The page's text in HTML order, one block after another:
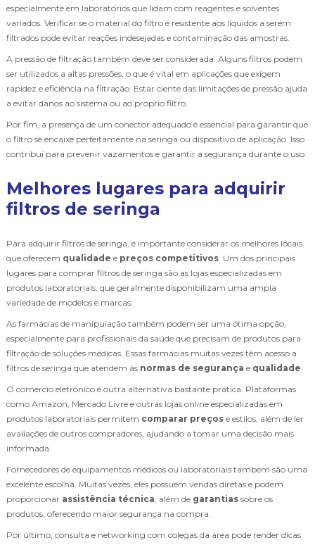
especialmente em laboratórios que lidam com reagentes e solventes
variados. Verificar se o material do filtro é resistente aos líquidos a serem
filtrados pode evitar reações indesejadas e contaminação das amostras.
A pressão de filtração também deve ser considerada. Alguns filtros podem
ser utilizados a altas pressões, o que é vital em aplicações que exigem
rapidez e eficiência na filtração. Estar ciente das limitações de pressão ajuda
a evitar danos ao sistema ou ao próprio filtro.
Por fim, a presença de um conector adequado é essencial para garantir que
o filtro se encaixe perfeitamente na seringa ou dispositivo de aplicação. Isso
contribui para prevenir vazamentos e garantir a segurança durante o uso.
Melhores lugares para adquirir
filtros de seringa
Para adquirir filtros de seringa, é importante considerar os melhores locais
que oferecem qualidade e preços competitivos. Um dos principais
lugares para comprar filtros de seringa são as lojas especializadas em
produtos laboratoriais, que geralmente disponibilizam uma ampla
variedade de modelos e marcas.
As farmácias de manipulação também podem ser uma ótima opção,
especialmente para profissionais da saúde que precisam de produtos para
filtração de soluções médicas. Essas farmácias muitas vezes têm acesso a
filtros de seringa que atendem às normas de segurança e qualidade.
O comércio eletrônico é outra alternativa bastante prática. Plataformas
como Amazon, Mercado Livre e outras lojas online especializadas em
produtos laboratoriais permitem comparar preços e estilos, além de ler
avaliações de outros compradores, ajudando a tomar uma decisão mais
informada.
Fornecedores de equipamentos médicos ou laboratoriais também são uma
excelente escolha. Muitas vezes, eles possuem vendas diretas e podem
proporcionar assistência técnica, além de garantias sobre os
produtos, oferecendo maior segurança na compra.
Por último, consulta e networking com colegas da área pode render dicas